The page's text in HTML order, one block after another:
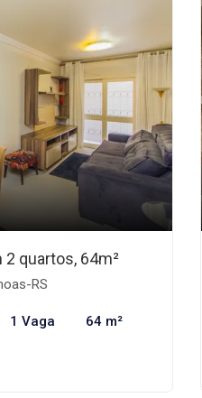
quartos, 64m²
RS
1 Vaga 64 m²